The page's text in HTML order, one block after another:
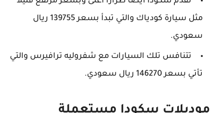
مثل سيارة كودياك والتي تبدأ بسعر 139755 ريال
سعودي.
تتنافس تلك السيارات مع شفروليه ترافيرس والتي
تأتي بسعر 146270 ريال سعودي.